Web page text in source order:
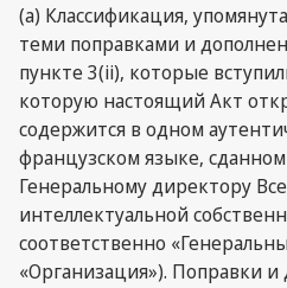
(a) Классификация,
теми поправками и
пункте 3(ii), которые
которую настоящий Акт
содержится в одном
французском языке,
Генеральному директору
интеллектуальной
соответственно
«Организация»). Поправки